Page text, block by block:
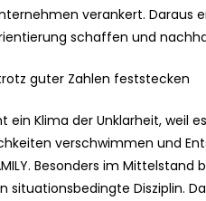
verankert. Daraus
schaffen und
guter Zahlen feststecken
ein Klima der Unklarheit, weil
verschwimmen und
Besonders im
situationsbedingte Disziplin.